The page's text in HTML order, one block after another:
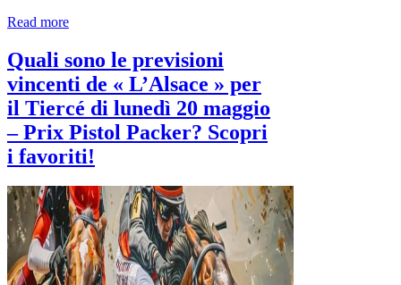
Read more
Quali sono le previsioni
vincenti de « L’Alsace » per
il Tiercé di lunedì 20 maggio
– Prix Pistol Packer? Scopri
i favoriti!